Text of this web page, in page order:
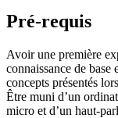
Pré-requis
Avoir une première
connaissance de base
concepts présentés
Être muni d’un
micro et d’un haut-